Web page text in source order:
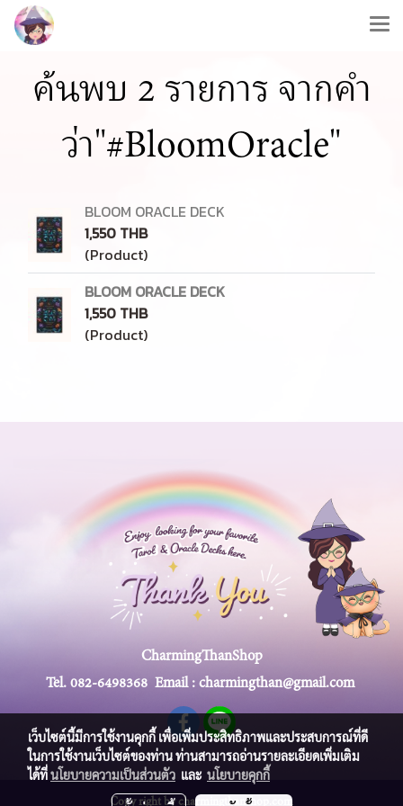
ค้นพบ 2 รายการ จากคำ
ว่า"#BloomOracle"
BLOOM ORACLE DECK
1,550 THB
(Product)
BLOOM ORACLE DECK
1,550 THB
(Product)
CharmingThanShop
Tel. 082-6498368Email : charmingthan@gmail.com
Copy right by charmingthanshop.com
เว็บไซต์นี้มีการใช้งานคุกกี้ เพื่อเพิ่มประสิทธิภาพและประสบการณ์ที่ดี
ในการใช้งานเว็บไซต์ของท่าน ท่านสามารถอ่านรายละเอียดเพิ่มเติม
ได้ที่นโยบายความเป็นส่วนตัว และ นโยบายคุกกี้